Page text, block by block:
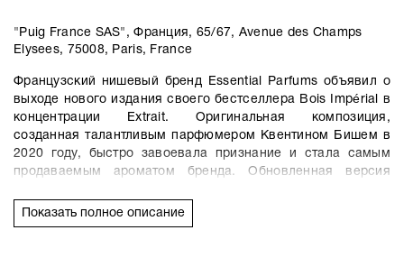
"Puig France SAS", Франция, 65/67, Avenue des Champs
Elysees, 75008, Paris, France
Французский нишевый бренд Essential Parfums объявил о
выходе нового издания своего бестселлера Bois Impérial в
концентрации Extrait. Оригинальная композиция,
созданная талантливым парфюмером Квентином Бишем в
2020 году, быстро завоевала признание и стала самым
продаваемым ароматом бренда. Обновленная версия
сделал на более насыщенных и глубоких базовых нотах.
Показать полное описание